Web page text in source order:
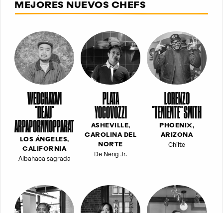
MEJORES NUEVOS CHEFS
WEDCHAYAN
"DEAU"
ARPAPORNNOPPARAT
LOS ÁNGELES,
CALIFORNIA
Albahaca sagrada
PLATA
YOCOVOZZI
ASHEVILLE,
CAROLINA DEL
NORTE
De Neng Jr.
LORENZO
"TENIENTE" SMITH
PHOENIX,
ARIZONA
Chilte